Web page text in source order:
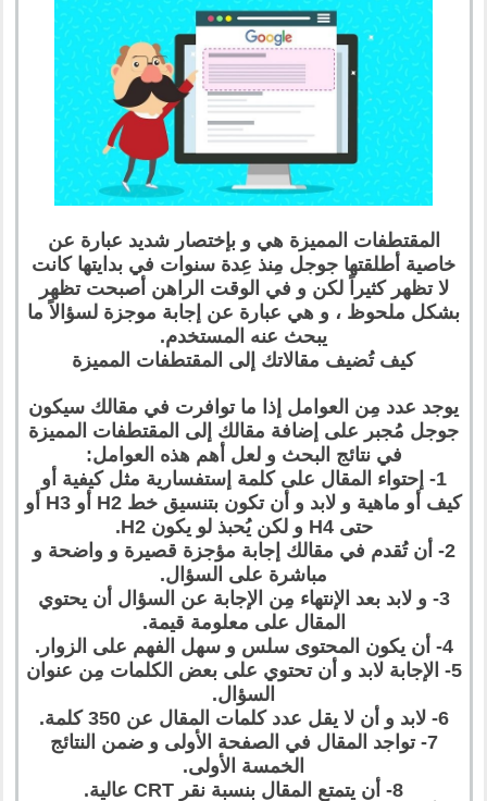
المقتطفات المميزة هي و بإختصار شديد عبارة عن
خاصية أطلقتها جوجل مِنذ عِدة سنوات في بدايتها كانت
لا تظهر كثيراً لكن و في الوقت الراهن أصبحت تظهر
بشكل ملحوظ ، و هي عبارة عن إجابة موجزة لسؤالاً ما
يبحث عنه المستخدم.
كيف تُضيف مقالاتك إلى المقتطفات المميزة
يوجد عدد مِن العوامل إذا ما توافرت في مقالك سيكون
جوجل مُجبر على إضافة مقالك إلى المقتطفات المميزة
في نتائج البحث و لعل أهم هذه العوامل:
1- إحتواء المقال على كلمة إستفسارية مثل كيفية أو
كيف أو ماهية و لابد و أن تكون بتنسيق خط H2 أو H3 أو
حتى H4 و لكن يُحبذ لو يكون H2.
2- أن تُقدم في مقالك إجابة مؤجزة قصيرة و واضحة و
مباشرة على السؤال.
3- و لابد بعد الإنتهاء مِن الإجابة عن السؤال أن يحتوي
المقال على معلومة قيمة.
4- أن يكون المحتوى سلس و سهل الفهم على الزوار.
5- الإجابة لابد و أن تحتوي على بعض الكلمات مِن عنوان
السؤال.
6- لابد و أن لا يقل عدد كلمات المقال عن 350 كلمة.
7- تواجد المقال في الصفحة الأولى و ضمن النتائج
الخمسة الأولى.
8- أن يتمتع المقال بنسبة نقر CRT عالية.